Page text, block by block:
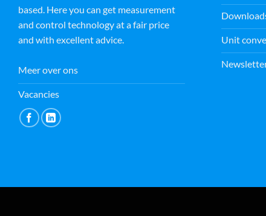
based. Here you can get measurement
and control technology at a fair price
and with excellent advice.
Meer over ons
Vacancies
Unit